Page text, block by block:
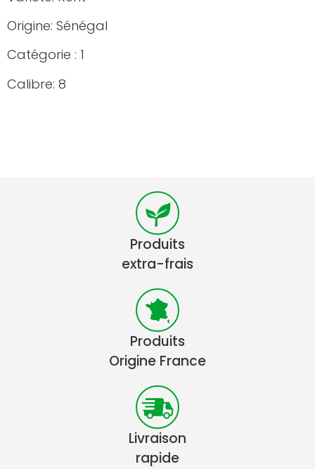
Origine: Sénégal
Catégorie : 1
Calibre: 8
Produits
extra-frais
Produits
Origine France
Livraison
rapide